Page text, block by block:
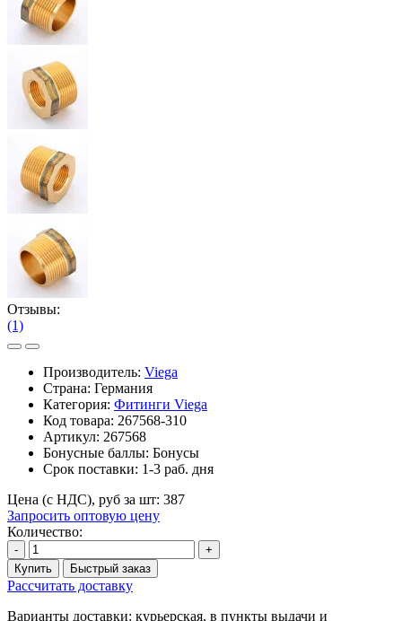
Отзывы:
(1)
Производитель: Viega
Страна: Германия
Категория: Фитинги Viega
Код товара: 267568-310
Артикул: 267568
Бонусные баллы: Бонусы
Срок поставки: 1-3 раб. дня
Цена (с НДС), руб за шт: 387
Запросить оптовую цену
Количество:
-
+
Купить
Быстрый заказ
Рассчитать доставку
Варианты доставки: курьерская, в пункты выдачи и